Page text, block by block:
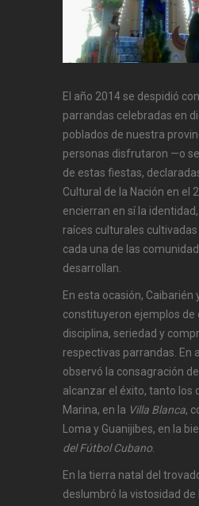
El año 2014 se despidió
parrandas celebradas en
poblados de nuestra
personas disfrutaron —o
de estas fiestas,
Cultural de la Nación en el
encierran en sí la
raíces culturales
cada una de las
desarrollan.
En esta ocasión, Caibarién
constituyeron ejemplos de
disciplina, seriedad y
respectivas parrandas. En
observó la consagración
alcanzar el éxito, tanto los
Marina, en la Villa Blanca,
Loma y Guanijibes, en la
del Fútbol Cubano.
En la tierra natal del
deslumbró la vistosidad de